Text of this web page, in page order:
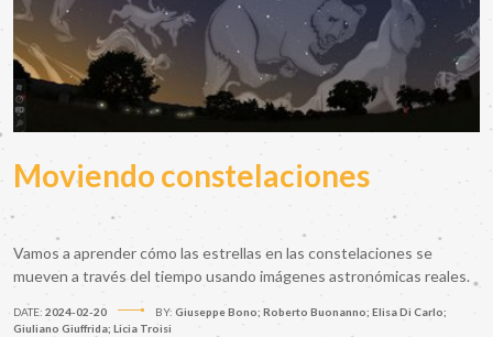
Moviendo constelaciones
Vamos a aprender cómo las estrellas en las constelaciones se
mueven a través del tiempo usando imágenes astronómicas reales.
DATE: 2024-02-20 BY: Giuseppe Bono; Roberto Buonanno; Elisa Di Carlo;
Giuliano Giuffrida; Licia Troisi